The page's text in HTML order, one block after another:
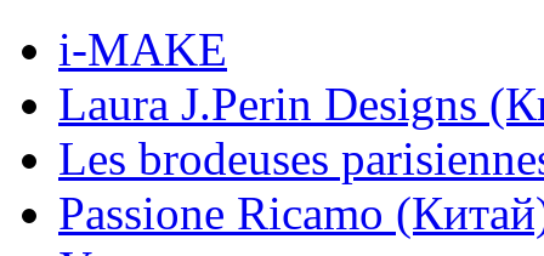
i-MAKE
Laura J.Perin Designs
Les brodeuses
Passione Ricamo